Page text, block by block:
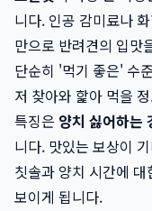
니다. 인공 감미료나
만으로 반려견의 입맛
단순히 '먹기 좋은' 수
저 찾아와 핥아 먹을
특징은 양치 싫어하는
니다. 맛있는 보상이
칫솔과 양치 시간에
보이게 됩니다.